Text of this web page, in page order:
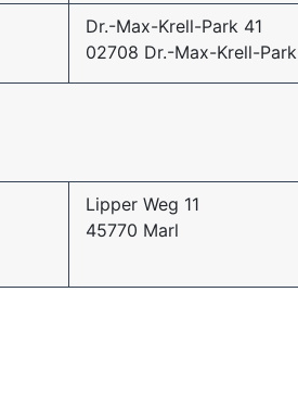
Dr.-Max-Krell-Park 41
02708 Dr.-Max-Krell-Park
Lipper Weg 11
45770 Marl